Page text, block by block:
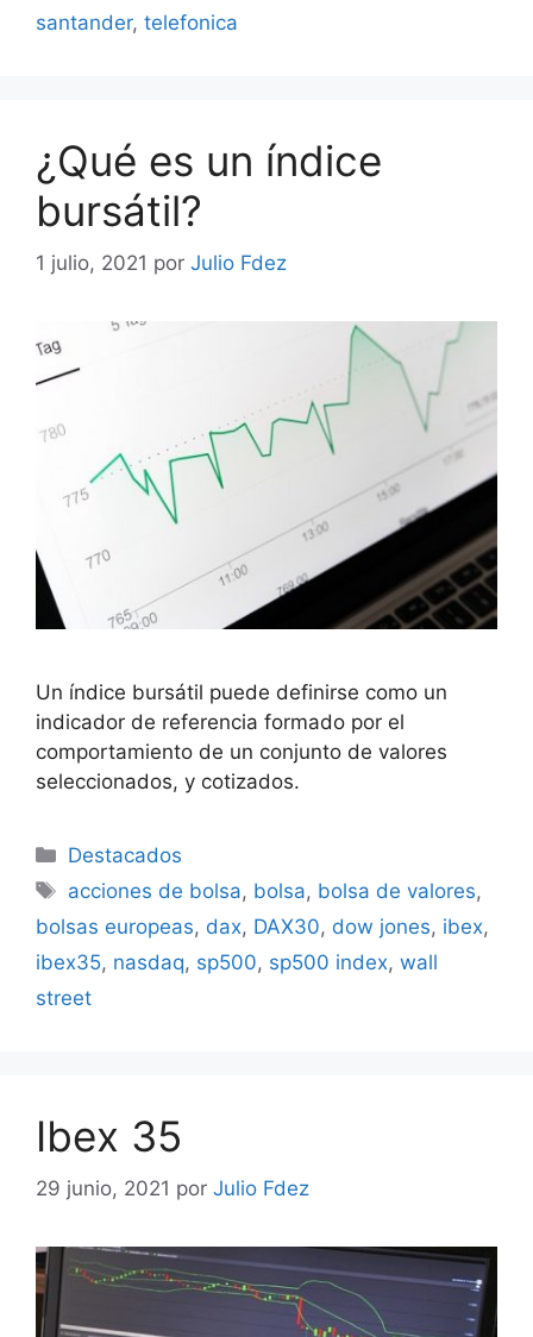
santander, telefonica
¿Qué es un índice
bursátil?
1 julio, 2021 por Julio Fdez
Un índice bursátil puede definirse como un
indicador de referencia formado por el
comportamiento de un conjunto de valores
seleccionados, y cotizados.
Categorías
Destacados
Etiquetas
acciones de bolsa, bolsa, bolsa de valores,
bolsas europeas, dax, DAX30, dow jones, ibex,
ibex35, nasdaq, sp500, sp500 index, wall
street
Ibex 35
29 junio, 2021 por Julio Fdez